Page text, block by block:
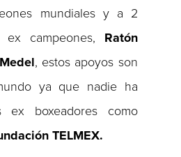
mundiales y a 2
campeones, Ratón
, estos apoyos son
ya que nadie ha
ex boxeadores como
TELMEX.